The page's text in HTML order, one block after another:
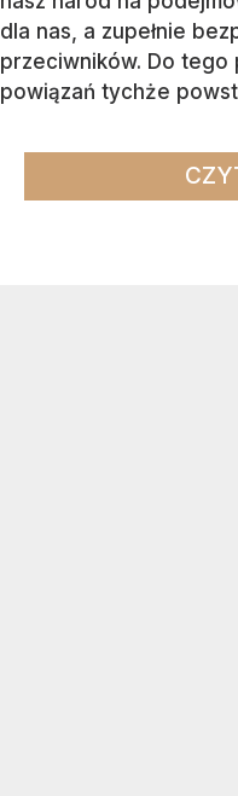
dla nas, a zupełnie
przeciwników. Do tego
powiązań tychże